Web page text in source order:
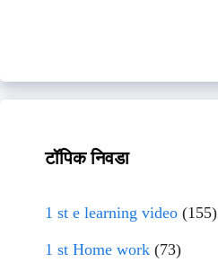
टॉपिक निवडा
1 st e learning video (155)
1 st Home work (73)